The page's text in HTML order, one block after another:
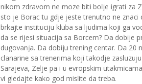
nikom zdravom ne moze biti bolje igrati za
sto je Borac tu gdje jeste trenutno ne znaci
brkajte instituciju kluba sa ljudima koji ga
da se rijesi situacija sa Borcem? Da dobije
dugovanja. Da dobiju trening centar. Da
clanarine sa trenerima koji takodje
Sarajeva, Zelje pa i u evropskim
vi gledajte kako god mislite da treba.